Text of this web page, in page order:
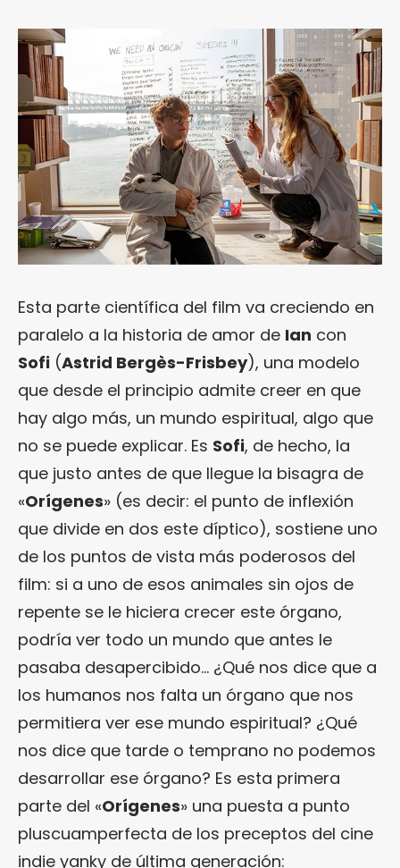
Esta parte científica del film va creciendo en
paralelo a la historia de amor de Ian con
Sofi (Astrid Bergès-Frisbey), una modelo
que desde el principio admite creer en que
hay algo más, un mundo espiritual, algo que
no se puede explicar. Es Sofi, de hecho, la
que justo antes de que llegue la bisagra de
«Orígenes» (es decir: el punto de inflexión
que divide en dos este díptico), sostiene uno
de los puntos de vista más poderosos del
film: si a uno de esos animales sin ojos de
repente se le hiciera crecer este órgano,
podría ver todo un mundo que antes le
pasaba desapercibido… ¿Qué nos dice que a
los humanos nos falta un órgano que nos
permitiera ver ese mundo espiritual? ¿Qué
nos dice que tarde o temprano no podemos
desarrollar ese órgano? Es esta primera
parte del «Orígenes» una puesta a punto
pluscuamperfecta de los preceptos del cine
indie yanky de última generación: